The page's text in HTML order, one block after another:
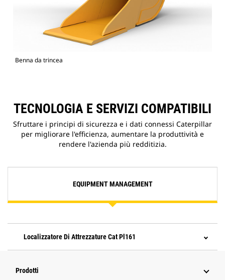
Benna da trincea
TECNOLOGIA E SERVIZI COMPATIBILI
Sfruttare i principi di sicurezza e i dati connessi Caterpillar
per migliorare l'efficienza, aumentare la produttività e
rendere l'azienda più redditizia.
EQUIPMENT MANAGEMENT
Localizzatore Di Attrezzature Cat Pl161
Prodotti